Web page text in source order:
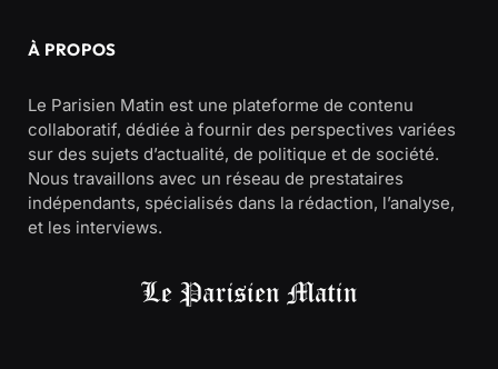
À PROPOS
Le Parisien Matin est une plateforme de contenu
collaboratif, dédiée à fournir des perspectives variées
sur des sujets d’actualité, de politique et de société.
Nous travaillons avec un réseau de prestataires
indépendants, spécialisés dans la rédaction, l’analyse,
et les interviews.